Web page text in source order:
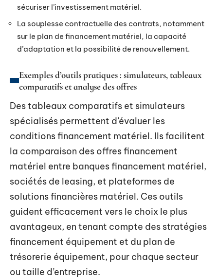
sécuriser l’investissement matériel.
La souplesse contractuelle des contrats, notamment
sur le plan de financement matériel, la capacité
d’adaptation et la possibilité de renouvellement.
Exemples d’outils pratiques : simulateurs, tableaux
comparatifs et analyse des offres
Des tableaux comparatifs et simulateurs
spécialisés permettent d’évaluer les
conditions financement matériel. Ils facilitent
la comparaison des offres financement
matériel entre banques financement matériel,
sociétés de leasing, et plateformes de
solutions financières matériel. Ces outils
guident efficacement vers le choix le plus
avantageux, en tenant compte des stratégies
financement équipement et du plan de
trésorerie équipement, pour chaque secteur
ou taille d’entreprise.